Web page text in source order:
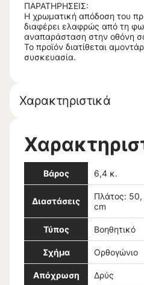
ΠΑΡΑΤΗΡΗΣΕΙΣ:
Η χρωματική απόδοση του
διαφέρει ελαφρώς από τη
αναπαράσταση στην οθόνη
Το προϊόν διατίθεται
συσκευασία.
Χαρακτηριστικά
Βάρος 6,4 κ.
Διαστάσεις
Πλάτος:
cm
Τύπος Βοηθητικό
Σχήμα Ορθογώνιο
Απόχρωση Δρύς